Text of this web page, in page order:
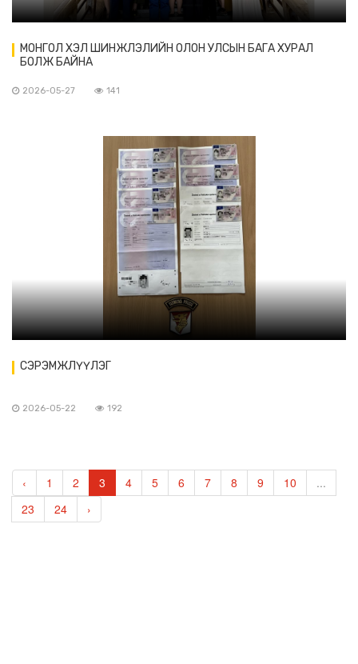
МОНГОЛ ХЭЛ ШИНЖЛЭЛИЙН ОЛОН УЛСЫН БАГА ХУРАЛ
БОЛЖ БАЙНА
2026-05-27 141
СЭРЭМЖЛҮҮЛЭГ
2026-05-22 192
‹ 1 2 3 4 5 6 7 8 9 10
...
23
24 ›